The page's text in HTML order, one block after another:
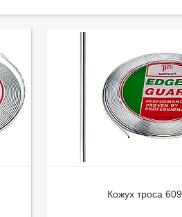
Кожух троса 609